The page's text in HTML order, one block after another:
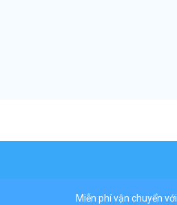
Miễn phí vận chuyển với